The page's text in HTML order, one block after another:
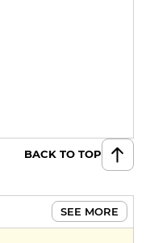
BACK TO TOP
SEE MORE